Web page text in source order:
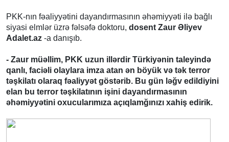
PKK-nın fəaliyyətini dayandırmasının əhəmiyyəti ilə bağlı
siyasi elmlər üzrə fəlsəfə doktoru, dosent Zaur Əliyev
Adalet.az -a danışıb.
- Zaur müəllim, PKK uzun illərdir Türkiyənin taleyində
qanlı, faciəli olaylara imza atan ən böyük və tək terror
təşkilatı olaraq fəaliyyət göstərib. Bu gün ləğv edildiyini
elan bu terror təşkilatının işini dayandırmasının
əhəmiyyətini oxucularımıza açıqlamğınızı xahiş edirik.